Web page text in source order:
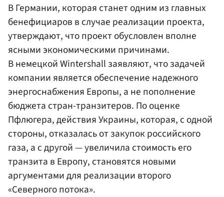
В Германии, которая станет одним из главных
бенефициаров в случае реализации проекта,
утверждают, что проект обусловлен вполне
ясными экономическими причинами.
В немецкой Wintershall заявляют, что задачей
компании является обеспечение надежного
энергоснабжения Европы, а не пополнение
бюджета стран-транзитеров. По оценке
Пфлюгера, действия Украины, которая, с одной
стороны, отказалась от закупок российского
газа, а с другой — увеличила стоимость его
транзита в Европу, становятся новыми
аргументами для реализации второго
«Северного потока».